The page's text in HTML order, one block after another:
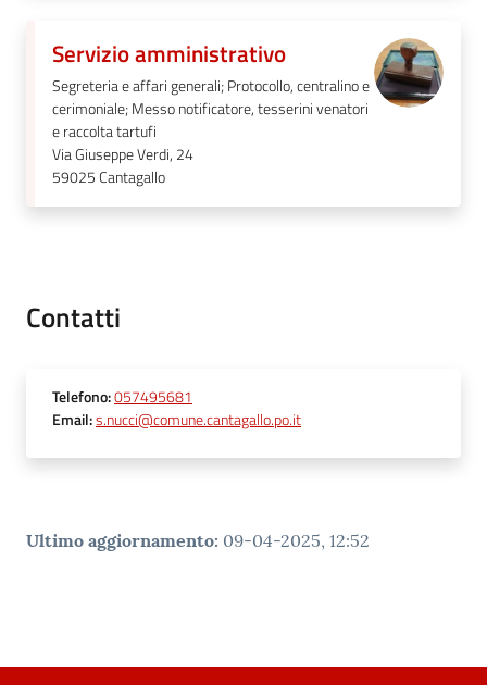
Servizio amministrativo
Segreteria e affari generali; Protocollo, centralino e
cerimoniale; Messo notificatore, tesserini venatori
e raccolta tartufi
Via Giuseppe Verdi, 24
59025Cantagallo
Contatti
Telefono:057495681
Email:s.nucci@comune.cantagallo.po.it
Ultimo aggiornamento: 09-04-2025, 12:52